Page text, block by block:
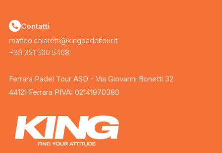
Contatti
matteo.chiaretti@kingpadeltour.it
+39 351 500 5468
Ferrara Padel Tour ASD - Via Giovanni Bonetti 32
44121 Ferrara PIVA: 02141970380